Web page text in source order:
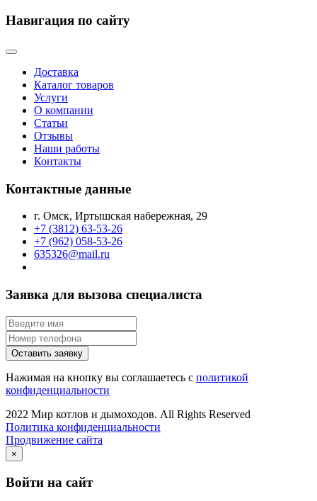
Навигация по сайту
Доставка
Каталог товаров
Услуги
О компании
Статьи
Отзывы
Наши работы
Контакты
Контактные данные
г. Омск, Иртышская набережная, 29
+7 (3812) 63-53-26
+7 (962) 058-53-26
635326@mail.ru
Заявка для вызова специалиста
Оставить заявку
Нажимая на кнопку вы соглашаетесь с политикой
конфиденциальности
2022 Мир котлов и дымоходов. All Rights Reserved
Политика конфиденциальности
Продвижение сайта
×
Войти на сайт